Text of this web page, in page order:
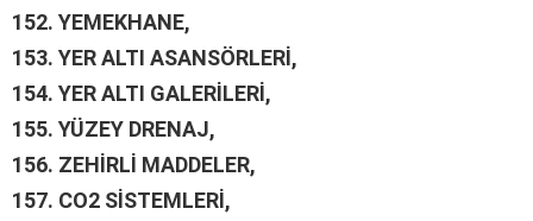
152. YEMEKHANE,
153. YER ALTI ASANSÖRLERİ,
154. YER ALTI GALERİLERİ,
155. YÜZEY DRENAJ,
156. ZEHİRLİ MADDELER,
157. CO2 SİSTEMLERİ,